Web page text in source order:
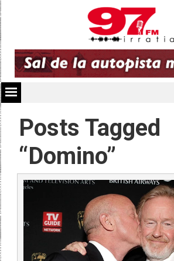
Posts Tagged
“Domino”